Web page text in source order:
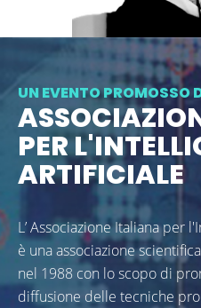
UN EVENTO PROMOSSO
PER
ARTIFICIALE
L’ Associazione Italiana per
è una associazione
nel 1988 con lo scopo di
diffusione delle tecniche